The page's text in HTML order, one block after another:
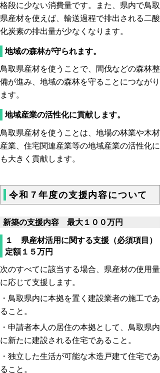
格段に少ない消費量です。また、県内で鳥取
県産材を使えば、輸送過程で排出される二酸
化炭素の排出量が少なくなります。
地域の森林が守られます。
鳥取県産材を使うことで、間伐などの森林整
備が進み、地域の森林を守ることにつながり
ます。
地域産業の活性化に貢献します。
鳥取県産材を使うことは、地場の林業や木材
産業、住宅関連産業等の地域産業の活性化に
も大きく貢献します。
令和７年度の支援内容について
新築の支援内容 最大１００万円
１ 県産材活用に関する支援（必須項目）
定額１５万円
次のすべてに該当する場合、県産材の使用量
に応じて支援します。
・鳥取県内に本拠を置く建設業者の施工であ
ること。
・申請者本人の居住の本拠として、鳥取県内
に新たに建設される住宅であること。
・独立した生活が可能な木造戸建て住宅であ
ること。